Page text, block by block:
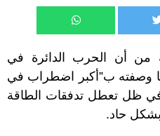
من أن الحرب الدائرة في
وصفته ب”أكبر اضطراب في
في ظل تعطل تدفقات الطاقة
بشكل حاد.